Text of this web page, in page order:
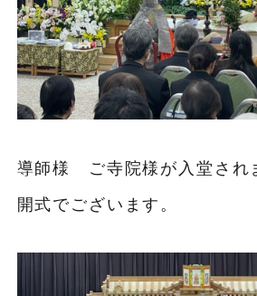
導師様 ご寺院様が入堂され
開式でございます。